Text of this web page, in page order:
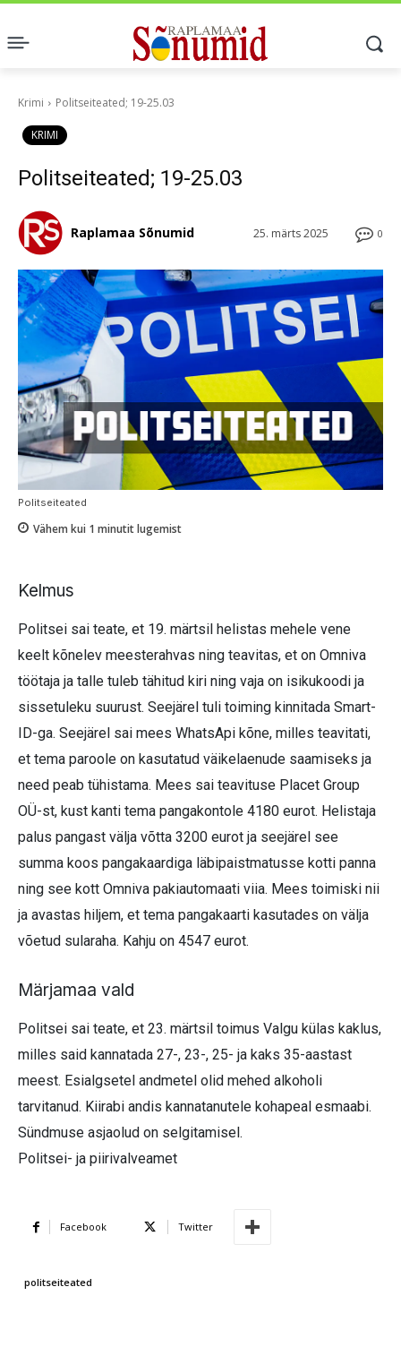
Krimi Politseiteated; 19-25.03
KRIMI
Politseiteated; 19-25.03
0
25. märts 2025
Raplamaa Sõnumid
Politseiteated
Vähem kui 1 minutit lugemist
Kelmus
Politsei sai teate, et 19. märtsil helistas mehele vene
keelt kõnelev meesterahvas ning teavitas, et on Omniva
töötaja ja talle tuleb tähitud kiri ning vaja on isikukoodi ja
sissetuleku suurust. Seejärel tuli toiming kinnitada Smart-
ID-ga. Seejärel sai mees WhatsApi kõne, milles teavitati,
et tema paroole on kasutatud väikelaenude saamiseks ja
need peab tühistama. Mees sai teavituse Placet Group
OÜ-st, kust kanti tema pangakontole 4180 eurot. Helistaja
palus pangast välja võtta 3200 eurot ja seejärel see
summa koos pangakaardiga läbipaistmatusse kotti panna
ning see kott Omniva pakiautomaati viia. Mees toimiski nii
ja avastas hiljem, et tema pangakaarti kasutades on välja
võetud sularaha. Kahju on 4547 eurot.
Märjamaa vald
Politsei sai teate, et 23. märtsil toimus Valgu külas kaklus,
milles said kannatada 27-, 23-, 25- ja kaks 35-aastast
meest. Esialgsetel andmetel olid mehed alkoholi
tarvitanud. Kiirabi andis kannatanutele kohapeal esmaabi.
Sündmuse asjaolud on selgitamisel.
Politsei- ja piirivalveamet
Facebook Twitter
politseiteated